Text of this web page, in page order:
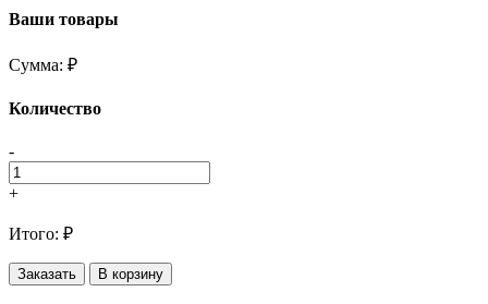
Ваши товары
Сумма: ₽
Количество
-
+
Итого: ₽
Заказать В корзину